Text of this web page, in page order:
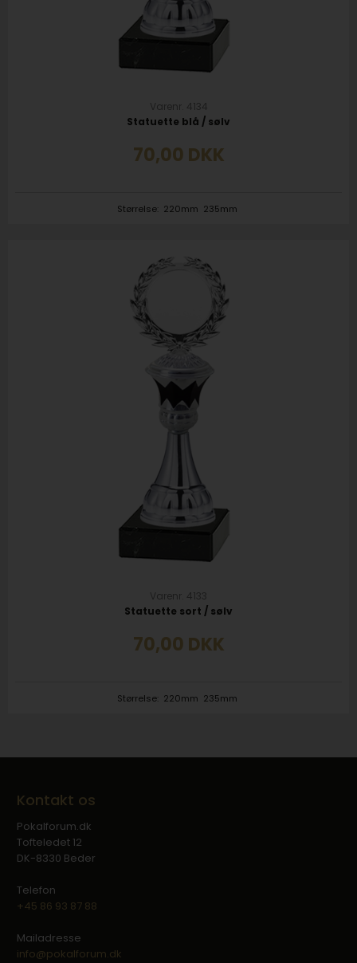
Varenr. 4134
Statuette blå / sølv
70,00 DKK
Størrelse: 220mm 235mm
Varenr. 4133
Statuette sort / sølv
70,00 DKK
Størrelse: 220mm 235mm
Kontakt os
Pokalforum.dk
Tofteledet 12
DK-8330 Beder
Telefon
+45 86 93 87 88
Mailadresse
info@pokalforum.dk